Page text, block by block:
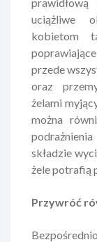
uciążliwe
kobietom
przede
oraz
żelami
można
składzie
żele potrafią
Przywróć